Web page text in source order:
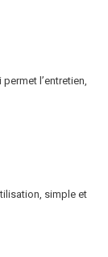
l’entretien,
simple et